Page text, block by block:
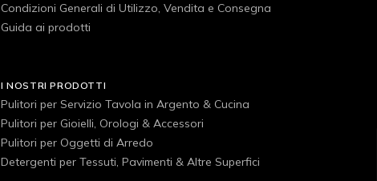
Condizioni Generali di Utilizzo, Vendita e Consegna
Guida ai prodotti
I NOSTRI PRODOTTI
Pulitori per Servizio Tavola in Argento & Cucina
Pulitori per Gioielli, Orologi & Accessori
Pulitori per Oggetti di Arredo
Detergenti per Tessuti, Pavimenti & Altre Superfici